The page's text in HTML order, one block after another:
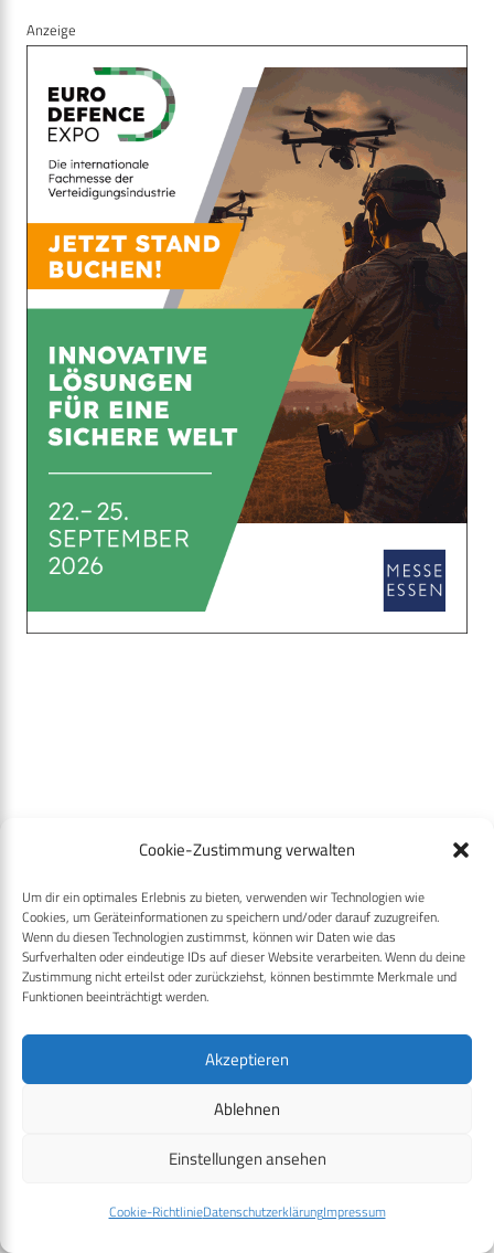
Cookie-Zustimmung verwalten
Um dir ein optimales Erlebnis zu bieten, verwenden wir Technologien wie
Cookies, um Geräteinformationen zu speichern und/oder darauf zuzugreifen.
Wenn du diesen Technologien zustimmst, können wir Daten wie das
Surfverhalten oder eindeutige IDs auf dieser Website verarbeiten. Wenn du deine
Zustimmung nicht erteilst oder zurückziehst, können bestimmte Merkmale und
Funktionen beeinträchtigt werden.
Akzeptieren
Ablehnen
Einstellungen ansehen
Cookie-RichtlinieDatenschutzerklärungImpressum
Anzeige
Verwendete Schlagwörter
MGCS Rheinmetall